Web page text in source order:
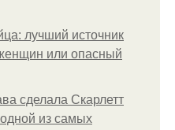
лучший источник
или опасный
сделала Скарлетт
из самых